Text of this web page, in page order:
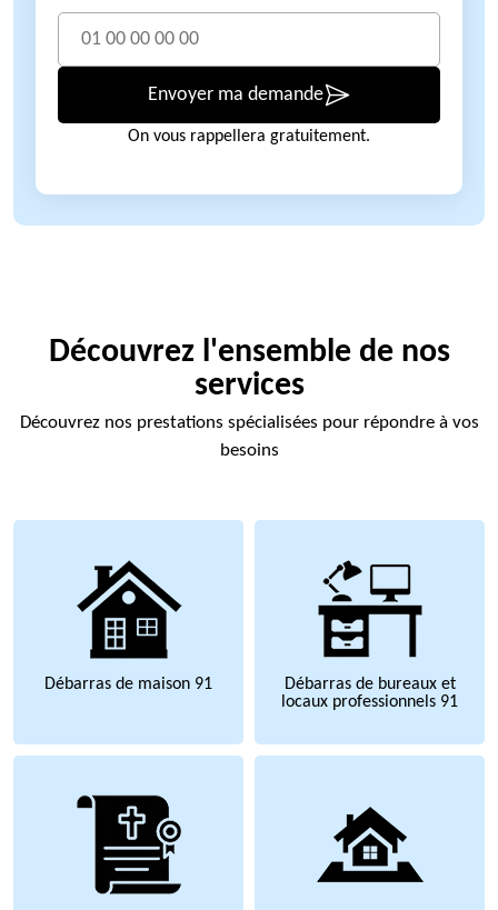
Envoyer ma demande
On vous rappellera gratuitement.
Découvrez l'ensemble de nos
services
Découvrez nos prestations spécialisées pour répondre à vos
besoins
Débarras de maison 91
Débarras de bureaux et
locaux professionnels 91